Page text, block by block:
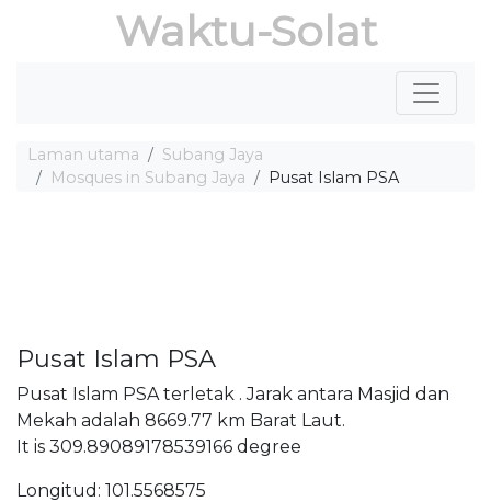
Waktu-Solat
Laman utama
Subang Jaya
Mosques in Subang Jaya
Pusat Islam PSA
Pusat Islam PSA
Pusat Islam PSA terletak . Jarak antara Masjid dan
Mekah adalah 8669.77 km Barat Laut.
It is 309.89089178539166 degree
Longitud: 101.5568575